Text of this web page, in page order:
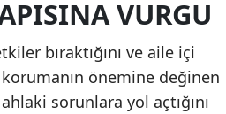
Giresun
Gümüşhane
Hakkari
VURGU
bıraktığını ve aile içi
önemine değinen
sorunlara yol açtığını